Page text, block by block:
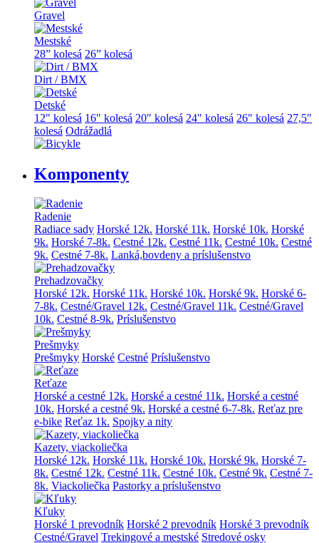
Gravel
Mestské
28” kolesá 26” kolesá
Dirt / BMX
Detské
12" kolesá 16" kolesá 20" kolesá 24" kolesá 26" kolesá 27,5"
kolesá Odrážadlá
Komponenty
Radenie
Radiace sady Horské 12k. Horské 11k. Horské 10k. Horské
9k. Horské 7-8k. Cestné 12k. Cestné 11k. Cestné 10k. Cestné
9k. Cestné 7-8k. Lanká,bovdeny a príslušenstvo
Prehadzovačky
Horské 12k. Horské 11k. Horské 10k. Horské 9k. Horské 6-
7-8k. Cestné/Gravel 12k. Cestné/Gravel 11k. Cestné/Gravel
10k. Cestné 8-9k. Príslušenstvo
Prešmyky
Prešmyky Horské Cestné Príslušenstvo
Reťaze
Horské a cestné 12k. Horské a cestné 11k. Horské a cestné
10k. Horské a cestné 9k. Horské a cestné 6-7-8k. Reťaz pre
e-bike Reťaz 1k. Spojky a nity
Kazety, viackoliečka
Horské 12k. Horské 11k. Horské 10k. Horské 9k. Horské 7-
8k. Cestné 12k. Cestné 11k. Cestné 10k. Cestné 9k. Cestné 7-
8k. Viackoliečka Pastorky a príslušenstvo
Kľuky
Horské 1 prevodník Horské 2 prevodník Horské 3 prevodník
Cestné/Gravel Trekingové a mestské Stredové osky